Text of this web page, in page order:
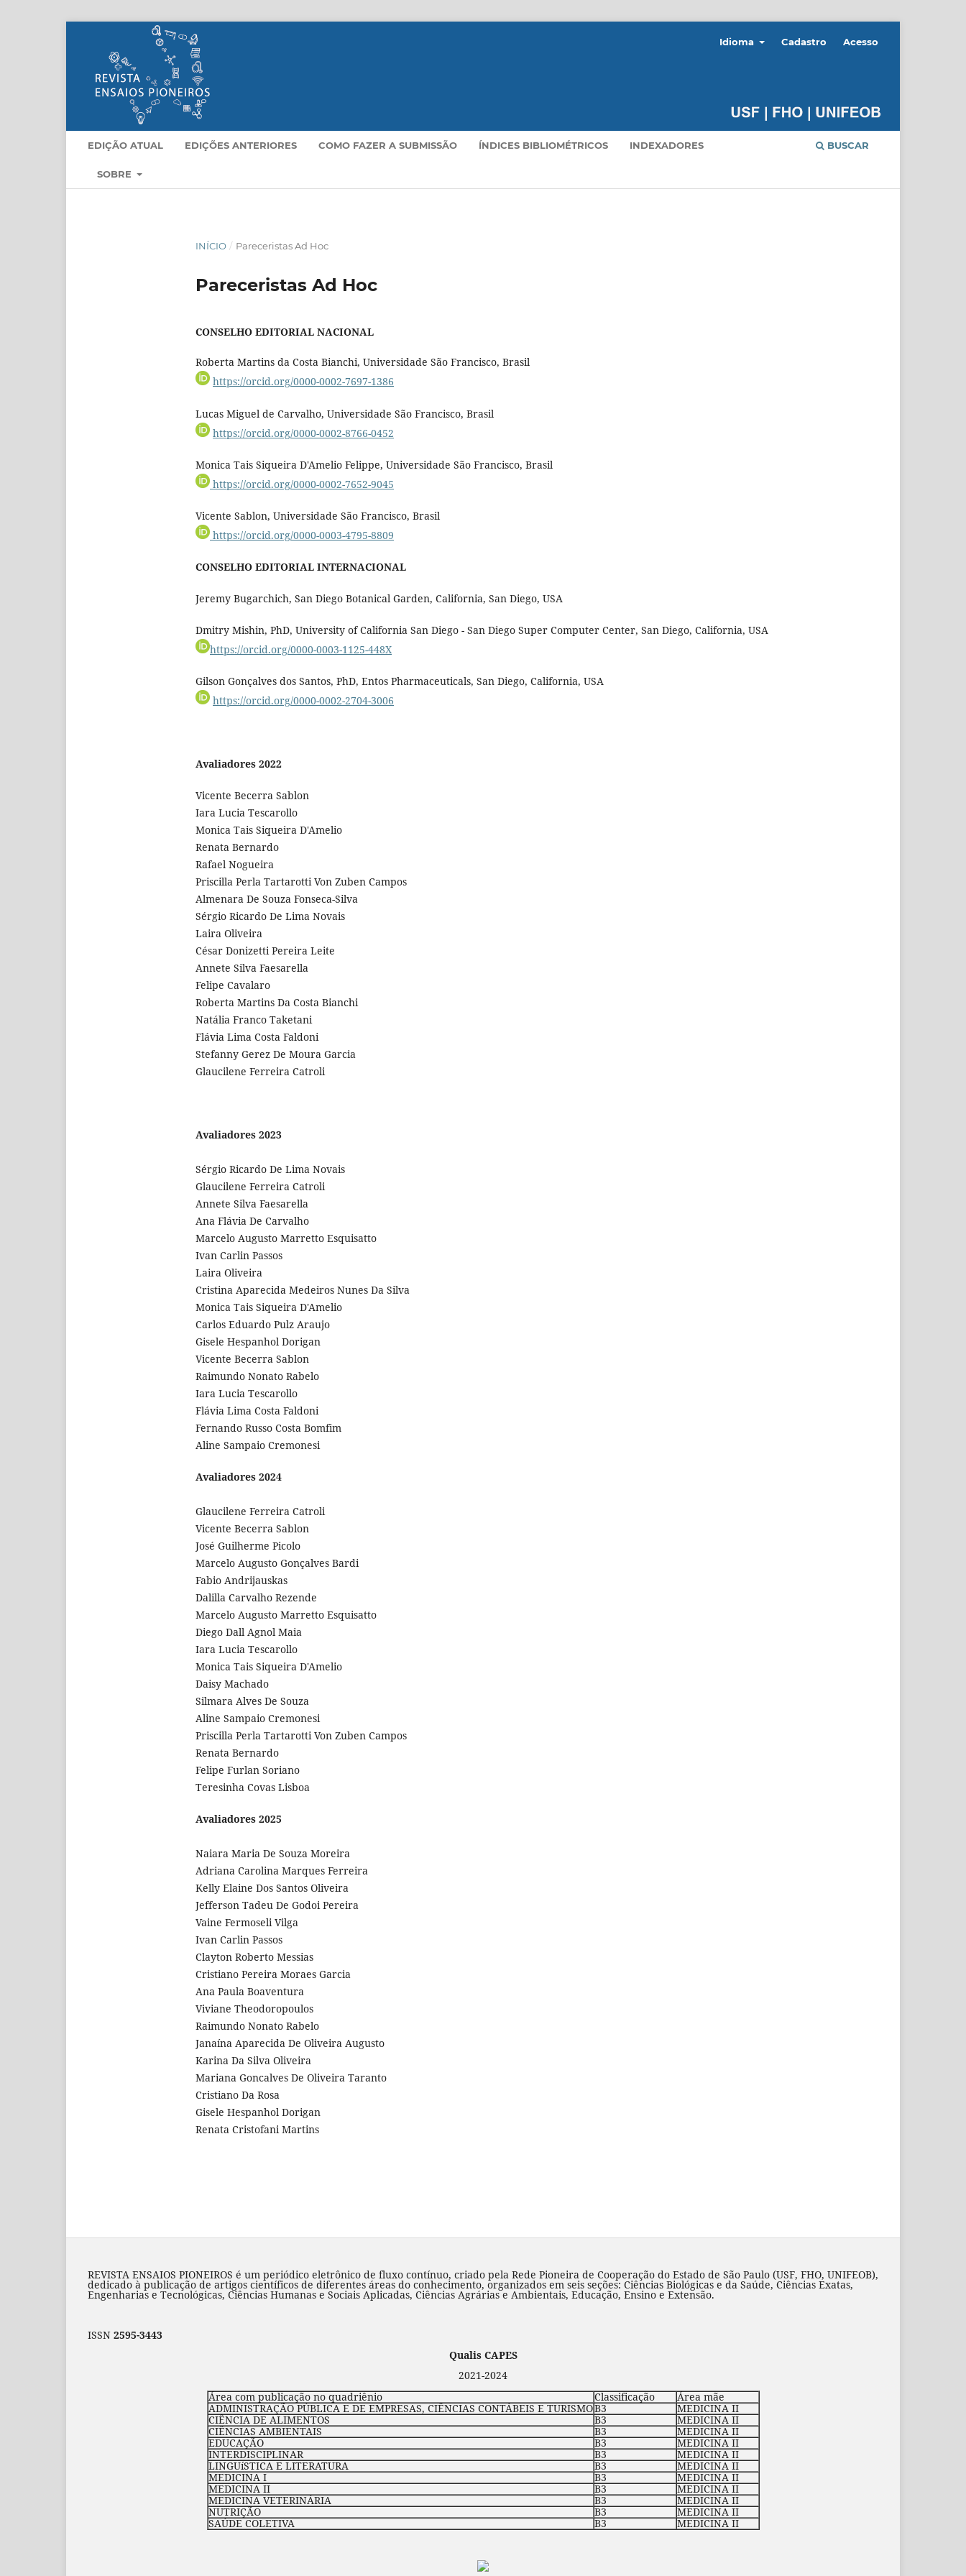
EDIÇÃO ATUAL EDIÇÕES ANTERIORES COMO FAZER A SUBMISSÃO ÍNDICES BIBLIOMÉTRICOS INDEXADORES
SOBRE
BUSCAR
Idioma Cadastro Acesso
INÍCIO / Pareceristas Ad Hoc
Pareceristas Ad Hoc
CONSELHO EDITORIAL NACIONAL
Roberta Martins da Costa Bianchi, Universidade São Francisco, Brasil
https://orcid.org/0000-0002-7697-1386
Lucas Miguel de Carvalho, Universidade São Francisco, Brasil
https://orcid.org/0000-0002-8766-0452
Monica Tais Siqueira D'Amelio Felippe, Universidade São Francisco, Brasil
https://orcid.org/0000-0002-7652-9045
Vicente Sablon, Universidade São Francisco, Brasil
https://orcid.org/0000-0003-4795-8809
CONSELHO EDITORIAL INTERNACIONAL
Jeremy Bugarchich, San Diego Botanical Garden, California, San Diego, USA
Dmitry Mishin, PhD, University of California San Diego - San Diego Super Computer Center, San Diego, California, USA
https://orcid.org/0000-0003-1125-448X
Gilson Gonçalves dos Santos, PhD, Entos Pharmaceuticals, San Diego, California, USA
https://orcid.org/0000-0002-2704-3006
Avaliadores 2022
Vicente Becerra Sablon
Iara Lucia Tescarollo
Monica Tais Siqueira D'Amelio
Renata Bernardo
Rafael Nogueira
Priscilla Perla Tartarotti Von Zuben Campos
Almenara De Souza Fonseca-Silva
Sérgio Ricardo De Lima Novais
Laira Oliveira
César Donizetti Pereira Leite
Annete Silva Faesarella
Felipe Cavalaro
Roberta Martins Da Costa Bianchi
Natália Franco Taketani
Flávia Lima Costa Faldoni
Stefanny Gerez De Moura Garcia
Glaucilene Ferreira Catroli
Avaliadores 2023
Sérgio Ricardo De Lima Novais
Glaucilene Ferreira Catroli
Annete Silva Faesarella
Ana Flávia De Carvalho
Marcelo Augusto Marretto Esquisatto
Ivan Carlin Passos
Laira Oliveira
Cristina Aparecida Medeiros Nunes Da Silva
Monica Tais Siqueira D'Amelio
Carlos Eduardo Pulz Araujo
Gisele Hespanhol Dorigan
Vicente Becerra Sablon
Raimundo Nonato Rabelo
Iara Lucia Tescarollo
Flávia Lima Costa Faldoni
Fernando Russo Costa Bomfim
Aline Sampaio Cremonesi
Avaliadores 2024
Glaucilene Ferreira Catroli
Vicente Becerra Sablon
José Guilherme Picolo
Marcelo Augusto Gonçalves Bardi
Fabio Andrijauskas
Dalilla Carvalho Rezende
Marcelo Augusto Marretto Esquisatto
Diego Dall Agnol Maia
Iara Lucia Tescarollo
Monica Tais Siqueira D'Amelio
Daisy Machado
Silmara Alves De Souza
Aline Sampaio Cremonesi
Priscilla Perla Tartarotti Von Zuben Campos
Renata Bernardo
Felipe Furlan Soriano
Teresinha Covas Lisboa
Avaliadores 2025
Naiara Maria De Souza Moreira
Adriana Carolina Marques Ferreira
Kelly Elaine Dos Santos Oliveira
Jefferson Tadeu De Godoi Pereira
Vaine Fermoseli Vilga
Ivan Carlin Passos
Clayton Roberto Messias
Cristiano Pereira Moraes Garcia
Ana Paula Boaventura
Viviane Theodoropoulos
Raimundo Nonato Rabelo
Janaína Aparecida De Oliveira Augusto
Karina Da Silva Oliveira
Mariana Goncalves De Oliveira Taranto
Cristiano Da Rosa
Gisele Hespanhol Dorigan
Renata Cristofani Martins
REVISTA ENSAIOS PIONEIROS é um periódico eletrônico de fluxo contínuo, criado pela Rede Pioneira de Cooperação do Estado de São Paulo (USF, FHO, UNIFEOB),
dedicado à publicação de artigos científicos de diferentes áreas do conhecimento, organizados em seis seções: Ciências Biológicas e da Saúde, Ciências Exatas,
Engenharias e Tecnológicas, Ciências Humanas e Sociais Aplicadas, Ciências Agrárias e Ambientais, Educação, Ensino e Extensão.
ISSN 2595-3443
Qualis CAPES
2021-2024
Área com publicação no quadriênio
Classificação
Área mãe
ADMINISTRAÇÃO PÚBLICA E DE EMPRESAS, CIÊNCIAS CONTÁBEIS E TURISMOB3
MEDICINA II
CIÊNCIA DE ALIMENTOS
B3
MEDICINA II
CIÊNCIAS AMBIENTAIS
B3
MEDICINA II
EDUCAÇÃO
B3
MEDICINA II
INTERDISCIPLINAR
B3
MEDICINA II
LINGUíSTICA E LITERATURA
B3
MEDICINA II
MEDICINA I
B3
MEDICINA II
MEDICINA II
B3
MEDICINA II
MEDICINA VETERINÁRIA
B3
MEDICINA II
NUTRIÇÃO
B3
MEDICINA II
SAÚDE COLETIVA
B3 MEDICINA II